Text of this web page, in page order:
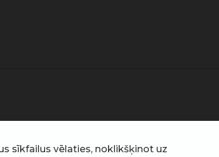
sīkfailus vēlaties, noklikšķinot uz